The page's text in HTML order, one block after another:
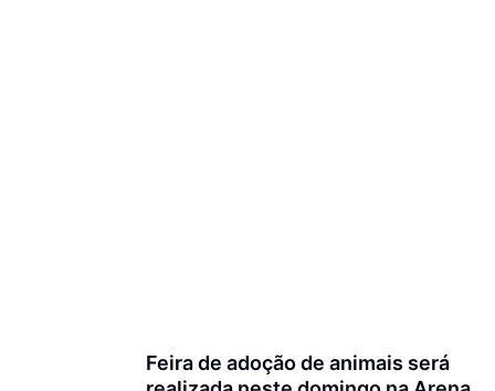
Feira de adoção de animais será